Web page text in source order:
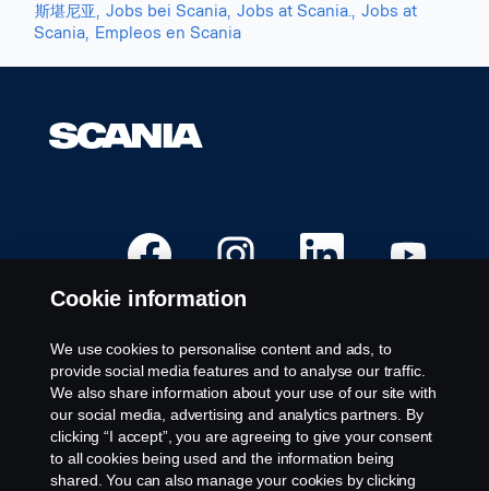
斯堪尼亚, Jobs bei Scania, Jobs at Scania., Jobs at
Scania, Empleos en Scania
p
e
s
n
e
w
t
a
b
p
e
s
i
n
e
w
t
a
b
O
e
n
e
w
t
a
b
e
a
n
e
w
t
a
b
Available Positions
Career locations
Contact us
About Scania
Cookie information
We use cookies to personalise content and ads, to
provide social media features and to analyse our traffic.
We also share information about your use of our site with
our social media, advertising and analytics partners. By
clicking “I accept”, you are agreeing to give your consent
to all cookies being used and the information being
shared. You can also manage your cookies by clicking